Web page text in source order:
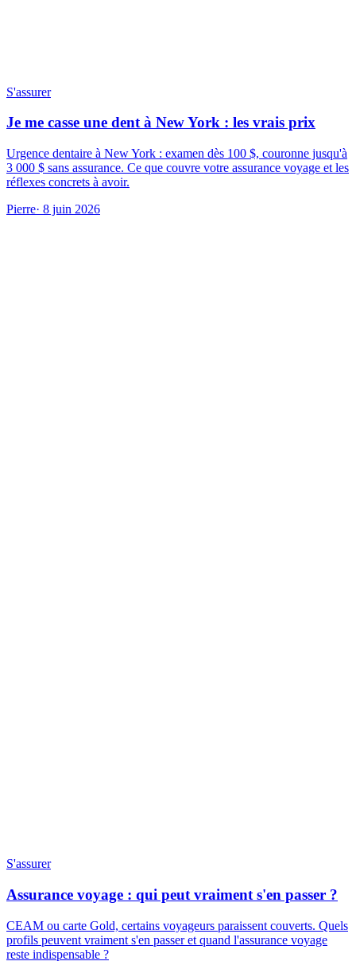
S'assurer
Je me casse une dent à New York : les vrais prix
Urgence dentaire à New York : examen dès 100 $, couronne jusqu'à
3 000 $ sans assurance. Ce que couvre votre assurance voyage et les
réflexes concrets à avoir.
Pierre· 8 juin 2026
S'assurer
Assurance voyage : qui peut vraiment s'en passer ?
CEAM ou carte Gold, certains voyageurs paraissent couverts. Quels
profils peuvent vraiment s'en passer et quand l'assurance voyage
reste indispensable ?